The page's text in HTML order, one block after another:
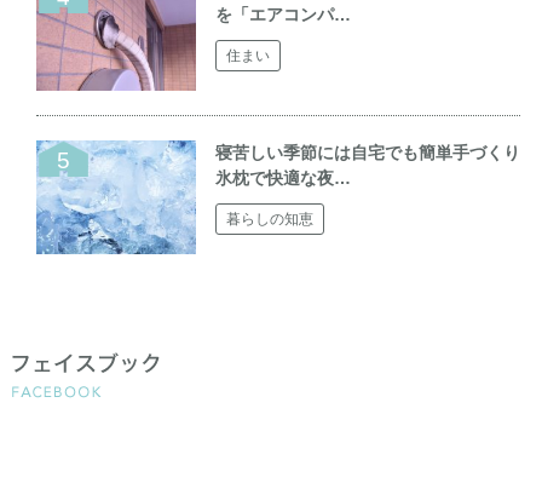
を「エアコンパ…
住まい
寝苦しい季節には自宅でも簡単手づくり
氷枕で快適な夜…
暮らしの知恵